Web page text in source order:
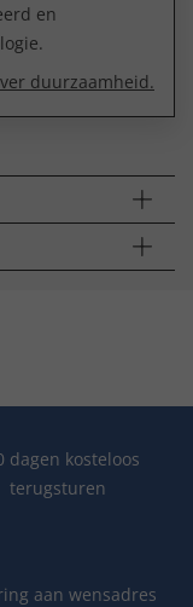
en
duurzaamheid.
dagen kosteloos
terugsturen
aan wensadres